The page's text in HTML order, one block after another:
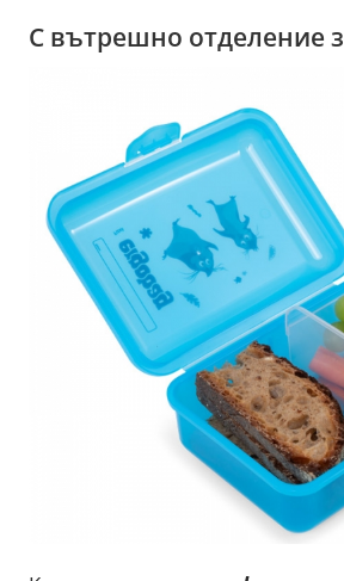
С вътрешно отделение